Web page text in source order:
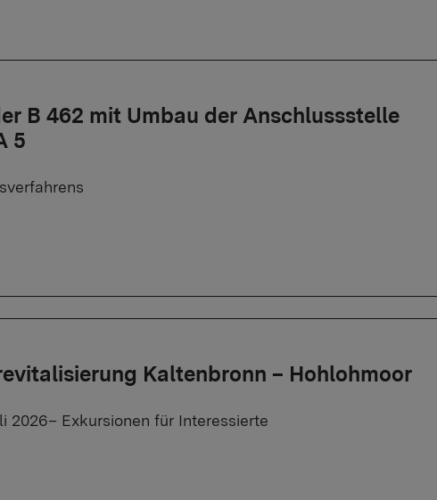
B 462 mit Umbau der Anschlussstelle
5
Kaltenbronn – Hohlohmoor
2026– Exkursionen für Interessierte